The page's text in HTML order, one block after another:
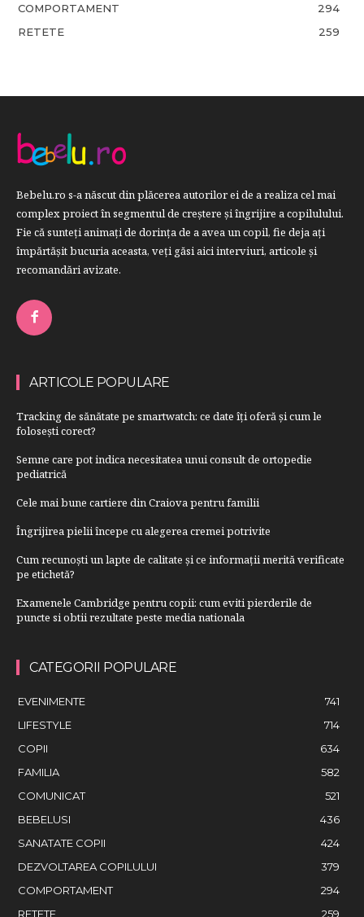
COMPORTAMENT
294
RETETE
259
Bebelu.ro s-a născut din plăcerea autorilor ei de a realiza cel mai
complex proiect în segmentul de creştere şi îngrijire a copilulului.
Fie că sunteţi animaţi de dorinţa de a avea un copil, fie deja aţi
împărtăşit bucuria aceasta, veți găsi aici interviuri, articole şi
recomandări avizate.
ARTICOLE POPULARE
Tracking de sănătate pe smartwatch: ce date îți oferă și cum le
folosești corect?
Semne care pot indica necesitatea unui consult de ortopedie
pediatrică
Cele mai bune cartiere din Craiova pentru familii
Îngrijirea pielii începe cu alegerea cremei potrivite
Cum recunoști un lapte de calitate și ce informații merită verificate
pe etichetă?
Examenele Cambridge pentru copii: cum eviti pierderile de
puncte si obtii rezultate peste media nationala
CATEGORII POPULARE
EVENIMENTE
741
LIFESTYLE
714
COPII
634
FAMILIA
582
COMUNICAT
521
BEBELUSI
436
SANATATE COPII
424
DEZVOLTAREA COPILULUI
379
COMPORTAMENT
294
RETETE
259